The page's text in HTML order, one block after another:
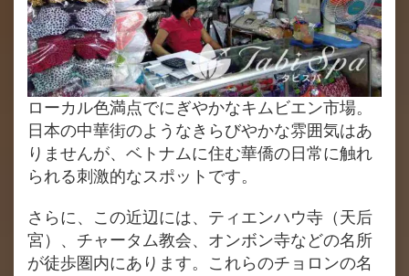
ローカル色満点でにぎやかなキムビエン市場。
日本の中華街のようなきらびやかな雰囲気はあ
りませんが、ベトナムに住む華僑の日常に触れ
られる刺激的なスポットです。
さらに、この近辺には、ティエンハウ寺（天后
宮）、チャータム教会、オンボン寺などの名所
が徒歩圏内にあります。これらのチョロンの名